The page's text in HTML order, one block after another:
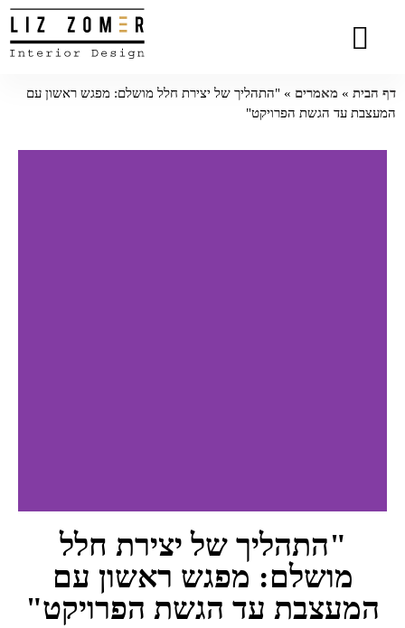
דף הבית » מאמרים » "התהליך של יצירת חלל מושלם: מפגש ראשון עם
המעצבת עד הגשת הפרויקט"
"התהליך של יצירת חלל
מושלם: מפגש ראשון עם
המעצבת עד הגשת הפרויקט"